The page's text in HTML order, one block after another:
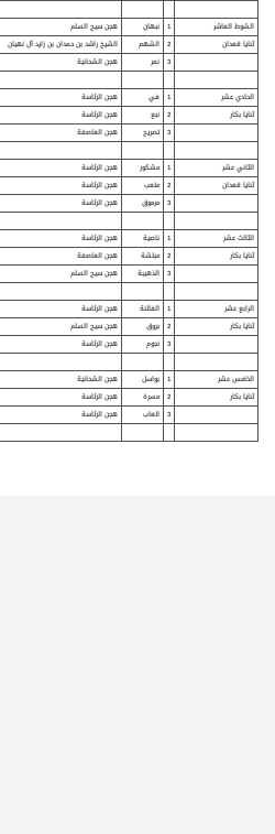
الشوط العاشر 1 نبهان هجن سيح السلم
ثنايا قعدان
2 الشهم الشيخ راشد بن حمدان بن زايد آل نهيان
3 نمر هجن الشحانية
الحادي عشر 1 في هجن الرئاسة
ثنايا بكار
2 نبع هجن الرئاسة
3 تصريح هجن العاصفة
الثاني عشر 1 مشكور هجن الرئاسة
ثنايا قعدان
2 متعب هجن الرئاسة
3 مرموق هجن الرئاسة
الثالث عشر 1 ناصية هجن الرئاسة
ثنايا بكار
2 مبلشة هجن العاصفة
3 الذهيبة هجن سيح السلم
الرابع عشر 1 الفاتنة هجن الرئاسة
ثنايا بكار
2 بروق هجن سيح السلم
3 نجوم هجن الرئاسة
الخامس عشر 1 بواسل هجن الشحانية
ثنايا بكار
2 مسرة هجن الرئاسة
3 اتعاب هجن الرئاسة